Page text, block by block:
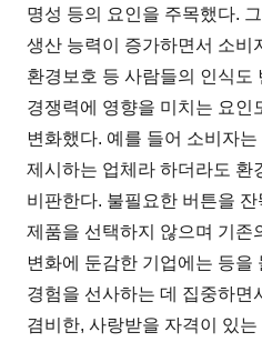
명성 등의 요인을 주목했다.
생산 능력이 증가하면서 소비
환경보호 등 사람들의 인식도
경쟁력에 영향을 미치는 요인
변화했다. 예를 들어 소비자
제시하는 업체라 하더라도 환
비판한다. 불필요한 버튼을
제품을 선택하지 않으며 기존
변화에 둔감한 기업에는 등을
경험을 선사하는 데 집중하면
겸비한, 사랑받을 자격이 있